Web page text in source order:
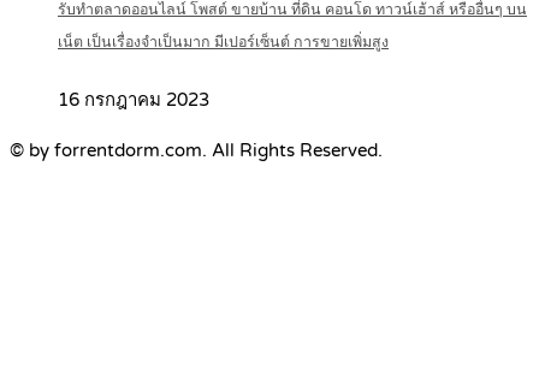
รับทำตลาดออนไลน์ โพสต์ ขายบ้าน ที่ดิน คอนโด ทาวน์เฮ้าส์ หรืออื่นๆ บน
เน็ต เป็นเรื่องจำเป็นมาก มีเปอร์เซ็นต์ การขายเพิ่มสูง
16 กรกฎาคม 2023
© by forrentdorm.com. All Rights Reserved.